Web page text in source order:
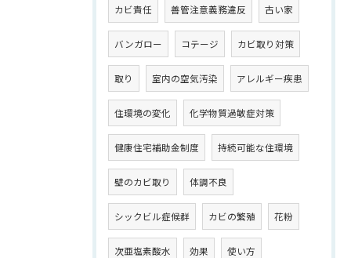
カビ責任 善管注意義務違反 古い家
バンガロー コテージ カビ取り対策
取り 室内の空気汚染 アレルギー疾患
住環境の変化 化学物質過敏症対策
健康住宅補助金制度 持続可能な住環境
壁のカビ取り 体調不良
シックビル症候群 カビの繁殖 花粉
次亜塩素酸水 効果 使い方